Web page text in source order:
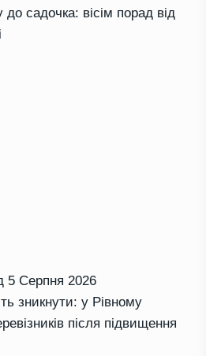
до садочка: вісім порад від
5 Серпня 2026
зникнути: у Рівному
після підвищення